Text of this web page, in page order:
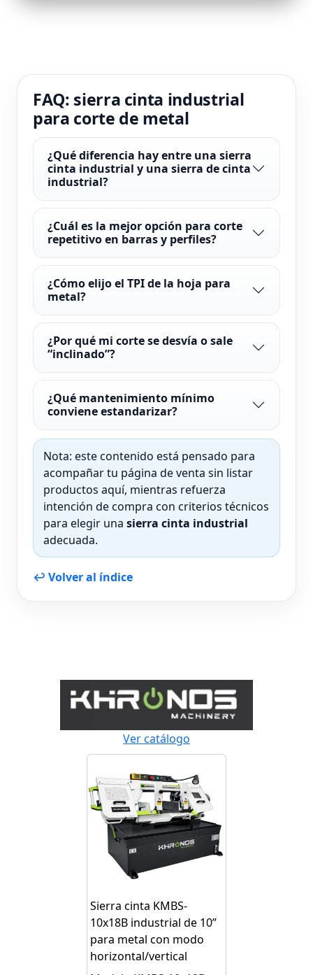
FAQ: sierra cinta industrial
para corte de metal
¿Qué diferencia hay entre una sierra
cinta industrial y una sierra de cinta
industrial?
¿Cuál es la mejor opción para corte
repetitivo en barras y perfiles?
¿Cómo elijo el TPI de la hoja para
metal?
¿Por qué mi corte se desvía o sale
“inclinado”?
¿Qué mantenimiento mínimo
conviene estandarizar?
Nota: este contenido está pensado para
acompañar tu página de venta sin listar
productos aquí, mientras refuerza
intención de compra con criterios técnicos
para elegir una sierra cinta industrial
adecuada.
↩ Volver al índice
Ver catálogo
Sierra cinta KMBS-
10x18B industrial de 10”
para metal con modo
horizontal/vertical